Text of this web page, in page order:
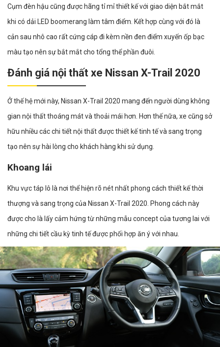
Cụm đèn hậu cũng được hãng tỉ mỉ thiết kế với giao diện bắt mắt
khi có dải LED boomerang làm tâm điểm. Kết hợp cùng với đó là
cản sau nhô cao rất cứng cáp đi kèm nền đen điểm xuyến ốp bạc
màu tạo nên sự bắt mắt cho tổng thể phần đuôi.
Đánh giá nội thất xe Nissan X-Trail 2020
Ở thế hệ mới này, Nissan X-Trail 2020 mang đến người dùng không
gian nội thất thoáng mát và thoải mái hơn. Hơn thế nữa, xe cũng sở
hữu nhiều các chi tiết nội thất được thiết kế tinh tế và sang trọng
tạo nên sự hài lòng cho khách hàng khi sử dụng.
Khoang lái
Khu vực táp lô là nơi thể hiện rõ nét nhất phong cách thiết kế thời
thượng và sang trọng của Nissan X-Trail 2020. Phong cách này
được cho là lấy cảm hứng từ những mẫu concept của tương lai với
những chi tiết cầu kỳ tinh tế được phối hợp ăn ý với nhau.